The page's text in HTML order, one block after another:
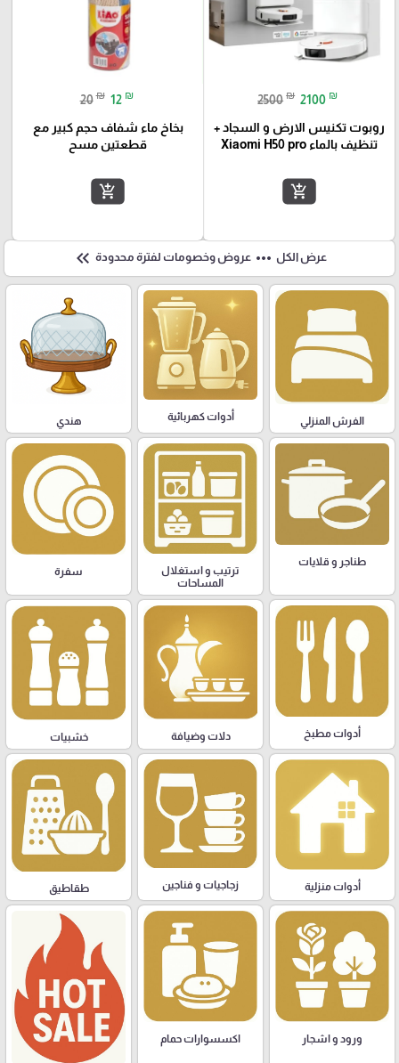
2500 ₪ 2100 ₪
روبوت تكنيس الارض و السجاد +
تنظيف بالماء Xiaomi H50 pro
add_shopping_cart
20 ₪ 12 ₪
بخاخ ماء شفاف حجم كبير مع
قطعتين مسح
add_shopping_cart
عرض الكل more_horiz عروض وخصومات لفترة محدودة keyboard_double_arrow_left
الفرش المنزلي أدوات كهربائية هندي
طناجر و قلايات
ترتيب و استغلال
المساحات
سفرة
أدوات مطبخ دلات وضيافة خشبيات
أدوات منزلية زجاجيات و فناجين طقاطيق
ورود و اشجار اكسسوارات حمام